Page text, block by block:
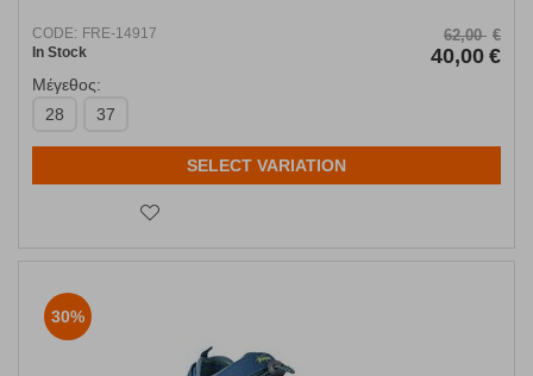
CODE: FRE-14917
In Stock
62,00 €
40,00 €
Μέγεθος:
28
37
SELECT VARIATION
30%